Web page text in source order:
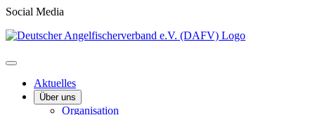
Social Media
Aktuelles
Über uns
Organisation